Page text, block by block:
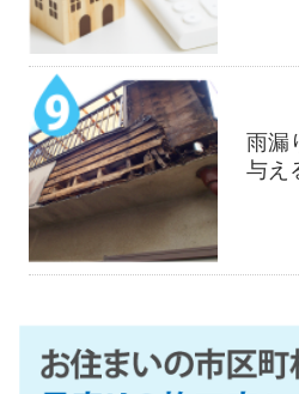
雨漏
与え